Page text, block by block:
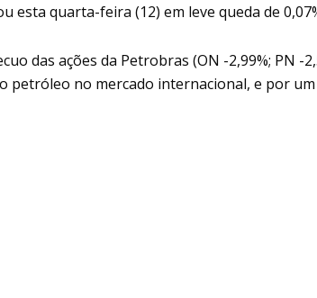
esta quarta-feira (12) em leve queda de
das ações da Petrobras (ON -2,99%; PN -
petróleo no mercado internacional, e por